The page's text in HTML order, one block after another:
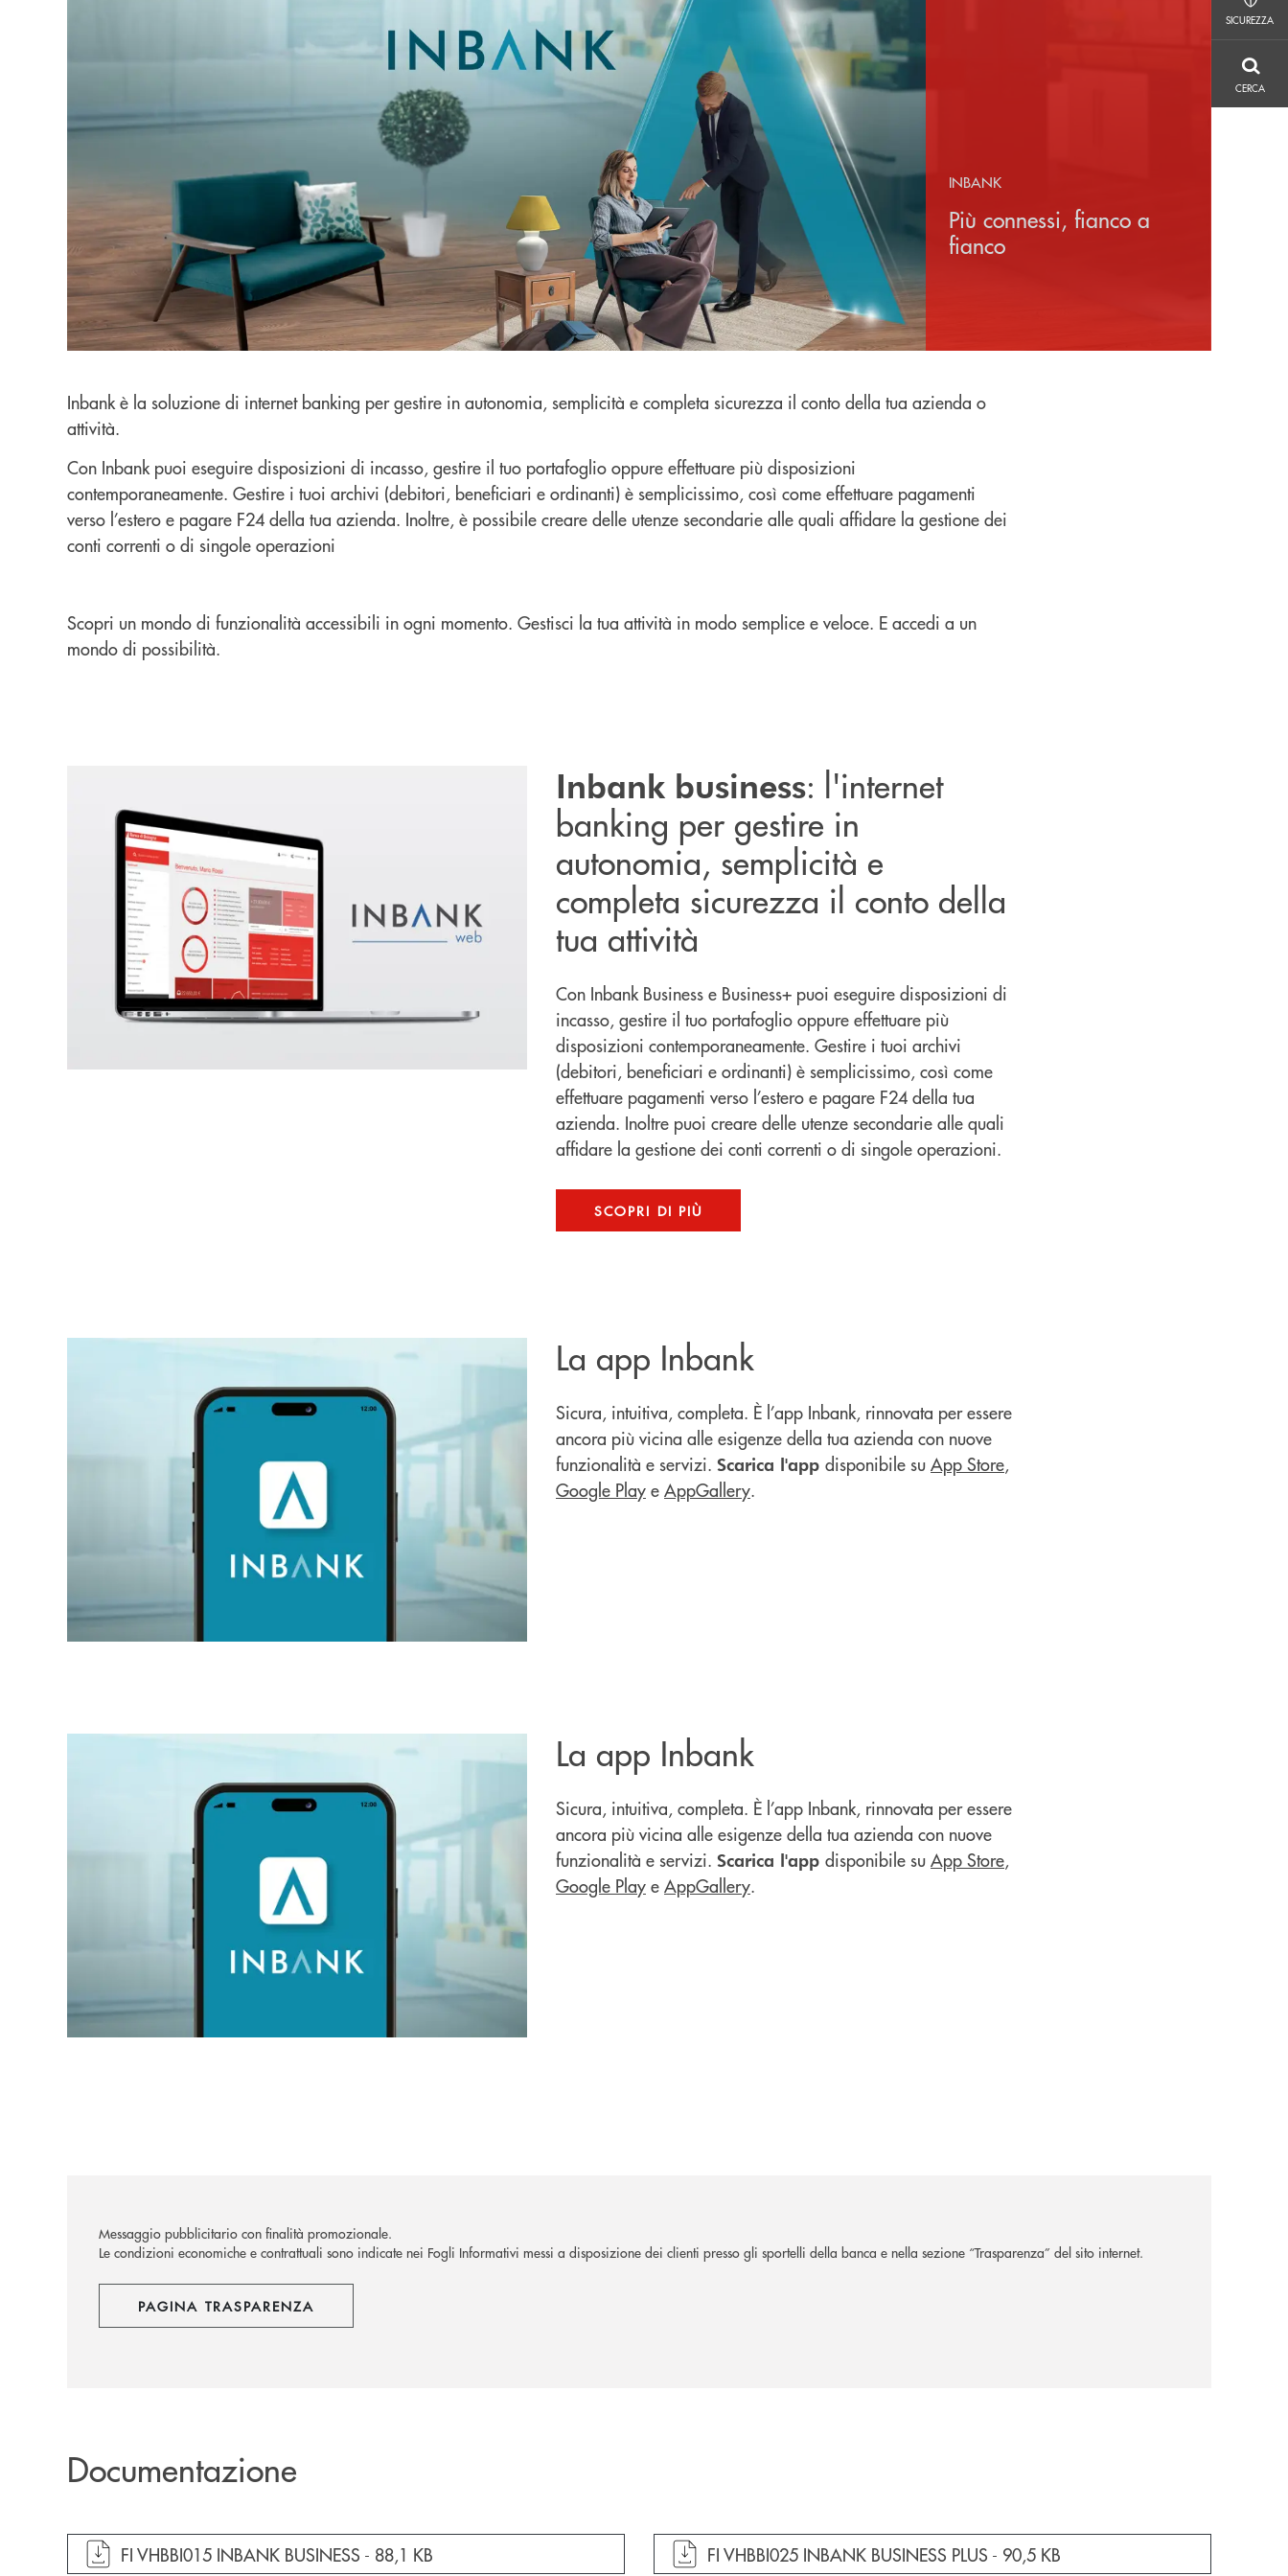
SICUREZZA
CERCA
INBANK
Più connessi, fianco a
fianco
Inbank è la soluzione di internet banking per gestire in autonomia, semplicità e completa sicurezza il conto della tua azienda o
attività.
Con Inbank puoi eseguire disposizioni di incasso, gestire il tuo portafoglio oppure effettuare più disposizioni
contemporaneamente. Gestire i tuoi archivi (debitori, beneficiari e ordinanti) è semplicissimo, così come effettuare pagamenti
verso l’estero e pagare F24 della tua azienda. Inoltre, è possibile creare delle utenze secondarie alle quali affidare la gestione dei
conti correnti o di singole operazioni
Scopri un mondo di funzionalità accessibili in ogni momento. Gestisci la tua attività in modo semplice e veloce. E accedi a un
mondo di possibilità.
Inbank business: l'internet
banking per gestire in
autonomia, semplicità e
completa sicurezza il conto della
tua attività
Con Inbank Business e Business+ puoi eseguire disposizioni di
incasso, gestire il tuo portafoglio oppure effettuare più
disposizioni contemporaneamente. Gestire i tuoi archivi
(debitori, beneficiari e ordinanti) è semplicissimo, così come
effettuare pagamenti verso l’estero e pagare F24 della tua
azienda. Inoltre puoi creare delle utenze secondarie alle quali
affidare la gestione dei conti correnti o di singole operazioni.
SCOPRI DI PIÙ
La app Inbank
Sicura, intuitiva, completa. È l’app Inbank, rinnovata per essere
ancora più vicina alle esigenze della tua azienda con nuove
funzionalità e servizi. Scarica l'app disponibile su App Store,
Google Play e AppGallery.
La app Inbank
Sicura, intuitiva, completa. È l’app Inbank, rinnovata per essere
ancora più vicina alle esigenze della tua azienda con nuove
funzionalità e servizi. Scarica l'app disponibile su App Store,
Google Play e AppGallery.
Messaggio pubblicitario con finalità promozionale.
Le condizioni economiche e contrattuali sono indicate nei Fogli Informativi messi a disposizione dei clienti presso gli sportelli della banca e nella sezione “Trasparenza” del sito internet.
PAGINA TRASPARENZA
Documentazione
apre documento in una nuova finestra
FI VHBBI015 INBANK BUSINESS - 88,1 KB apre documento in una nuova finestra
FI VHBBI025 INBANK BUSINESS PLUS - 90,5 KB